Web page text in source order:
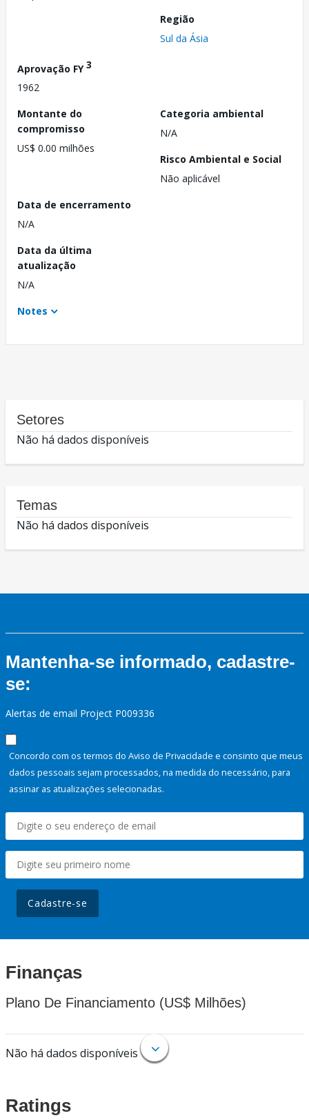
Região
Sul da Ásia
Aprovação FY3
1962
Montante do
compromisso
US$ 0.00 milhões
Categoria ambiental
N/A
Risco Ambiental e Social
Não aplicável
Data de encerramento
N/A
Data da última
atualização
N/A
Notes
Setores
Não há dados disponíveis
Temas
Não há dados disponíveis
Mantenha-se informado, cadastre-
se:
Alertas de email Project P009336
Concordo com os termos do Aviso de Privacidade e consinto que meus
dados pessoais sejam processados, na medida do necessário, para
assinar as atualizações selecionadas.
Cadastre-se
Finanças
Plano De Financiamento (US$ Milhões)
Não há dados disponíveis
Ratings